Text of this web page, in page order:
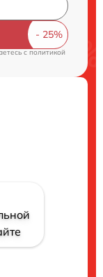
cполитикой